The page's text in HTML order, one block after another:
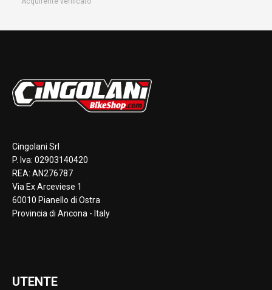
Cingolani Srl
P. Iva: 02903140420
REA: AN276787
Via Ex Arceviese 1
60010 Pianello di Ostra
Provincia di Ancona - Italy
UTENTE